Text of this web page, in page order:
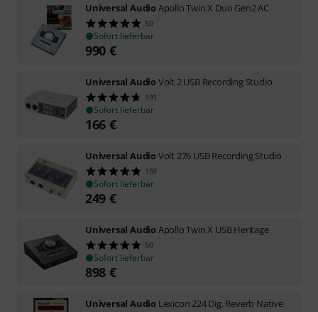
Universal AudioApollo Twin X Duo Gen2 AC
50
Sofort lieferbar
990 €
Universal AudioVolt 2 USB Recording Studio
191
Sofort lieferbar
166 €
Universal AudioVolt 276 USB Recording Studio
159
Sofort lieferbar
249 €
Universal AudioApollo Twin X USB Heritage
50
Sofort lieferbar
898 €
Universal Audio Lexicon 224 Dig. Reverb Native